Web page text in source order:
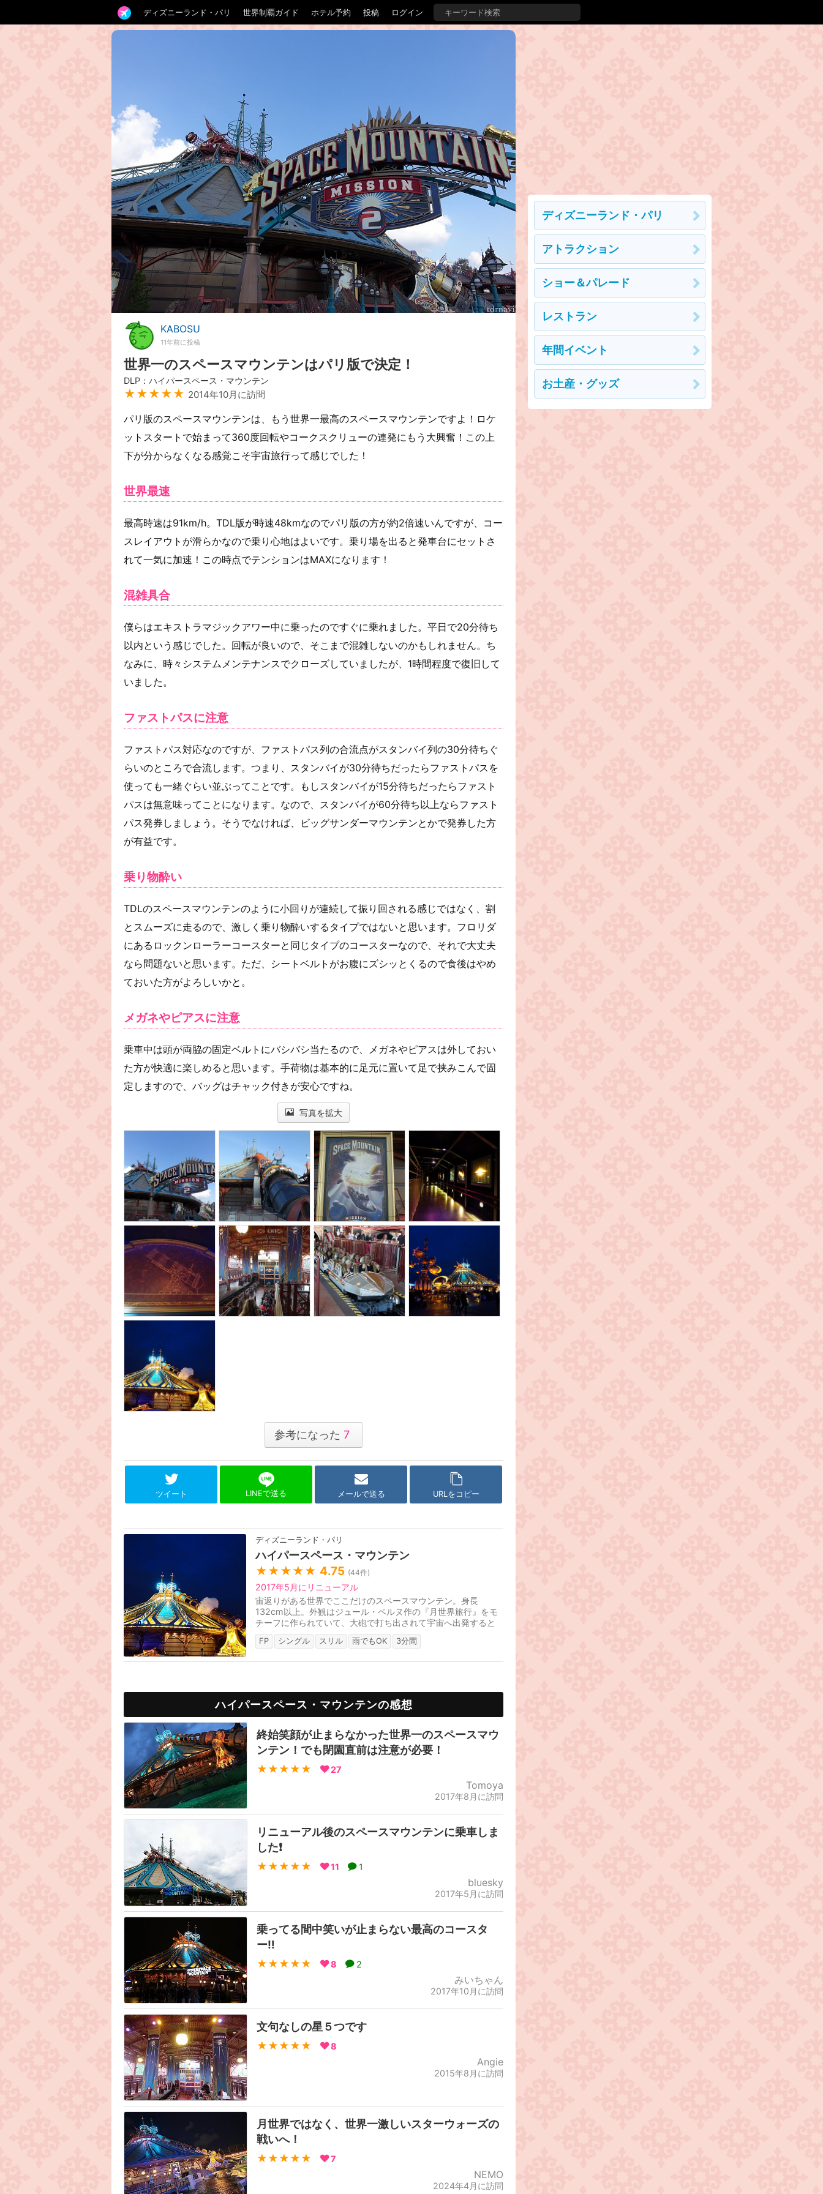
ディズニーランド・パリ 世界制覇ガイド ホテル予約 投稿 ログイン
KABOSU
11年前に投稿
世界一のスペースマウンテンはパリ版で決定！
DLP：ハイパースペース・マウンテン
★★★★★ 2014年10月に訪問
パリ版のスペースマウンテンは、もう世界一最高のスペースマウンテンですよ！ロケ
ットスタートで始まって360度回転やコークスクリューの連発にもう大興奮！この上
下が分からなくなる感覚こそ宇宙旅行って感じでした！
世界最速
最高時速は91km/h。TDL版が時速48kmなのでパリ版の方が約2倍速いんですが、コー
スレイアウトが滑らかなので乗り心地はよいです。乗り場を出ると発車台にセットさ
れて一気に加速！この時点でテンションはMAXになります！
混雑具合
僕らはエキストラマジックアワー中に乗ったのですぐに乗れました。平日で20分待ち
以内という感じでした。回転が良いので、そこまで混雑しないのかもしれません。ち
なみに、時々システムメンテナンスでクローズしていましたが、1時間程度で復旧して
いました。
ファストパスに注意
ファストパス対応なのですが、ファストパス列の合流点がスタンバイ列の30分待ちぐ
らいのところで合流します。つまり、スタンバイが30分待ちだったらファストパスを
使っても一緒ぐらい並ぶってことです。もしスタンバイが15分待ちだったらファスト
パスは無意味ってことになります。なので、スタンバイが60分待ち以上ならファスト
パス発券しましょう。そうでなければ、ビッグサンダーマウンテンとかで発券した方
が有益です。
乗り物酔い
TDLのスペースマウンテンのように小回りが連続して振り回される感じではなく、割
とスムーズに走るので、激しく乗り物酔いするタイプではないと思います。フロリダ
にあるロックンローラーコースターと同じタイプのコースターなので、それで大丈夫
なら問題ないと思います。ただ、シートベルトがお腹にズシッとくるので食後はやめ
ておいた方がよろしいかと。
メガネやピアスに注意
乗車中は頭が両脇の固定ベルトにバシバシ当たるので、メガネやピアスは外しておい
た方が快適に楽しめると思います。手荷物は基本的に足元に置いて足で挟みこんで固
定しますので、バッグはチャック付きが安心ですね。
写真を拡大
参考になった 7
ツイート LINEで送る メールで送る URLをコピー
ディズニーランド・パリ
ハイパースペース・マウンテン
★★★★★ 4.75 (44件)
2017年5月にリニューアル
宙返りがある世界でここだけのスペースマウンテン。身長
132cm以上。外観はジュール・ベルヌ作の『月世界旅行』をモ
チーフに作られていて、大砲で打ち出されて宇宙へ出発すると
いうストーリー。2017年5月7日よりス...
FP シングル スリル 雨でもOK 3分間
ハイパースペース・マウンテンの感想
終始笑顔が止まらなかった世界一のスペースマウ
ンテン！でも閉園直前は注意が必要！
★★★★★ 27
Tomoya
2017年8月に訪問
リニューアル後のスペースマウンテンに乗車しま
した❗
★★★★★ 11 1
bluesky
2017年5月に訪問
乗ってる間中笑いが止まらない最高のコースタ
ー‼️
★★★★★ 8 2
みいちゃん
2017年10月に訪問
文句なしの星５つです
★★★★★ 8
Angie
2015年8月に訪問
月世界ではなく、世界一激しいスターウォーズの
戦いへ！
★★★★★ 7
NEMO
2024年4月に訪問
ディズニーランド・パリ
アトラクション
ショー＆パレード
レストラン
年間イベント
お土産・グッズ